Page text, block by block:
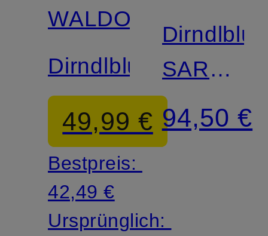
WALDORFF
Dirndlbluse
49,99 €
Bestpreis:
42,49 €
Ursprünglich:
SARAH
aus
Spitze
94,50 €